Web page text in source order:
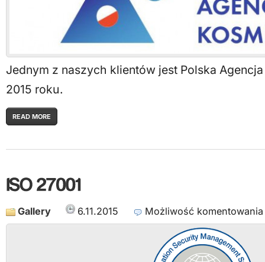
Jednym z naszych klientów jest Polska
2015 roku.
READ MORE
Gallery 6.11.2015 Możliwość